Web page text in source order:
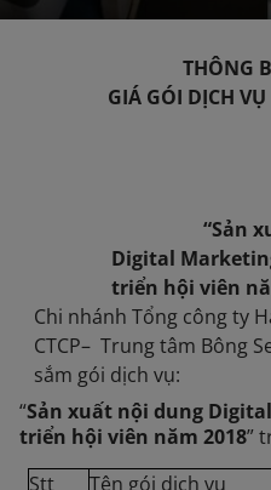
THÔNG BÁO
GIÁ GÓI DỊCH VỤ
“Sản xuất
Digital
triển hội viên
Chi nhánh Tổng công ty
CTCP– Trung tâm Bông
sắm gói dịch vụ:
“Sản xuất nội dung
triển hội viên năm 2018”
Stt
Tên gói dịch vụ